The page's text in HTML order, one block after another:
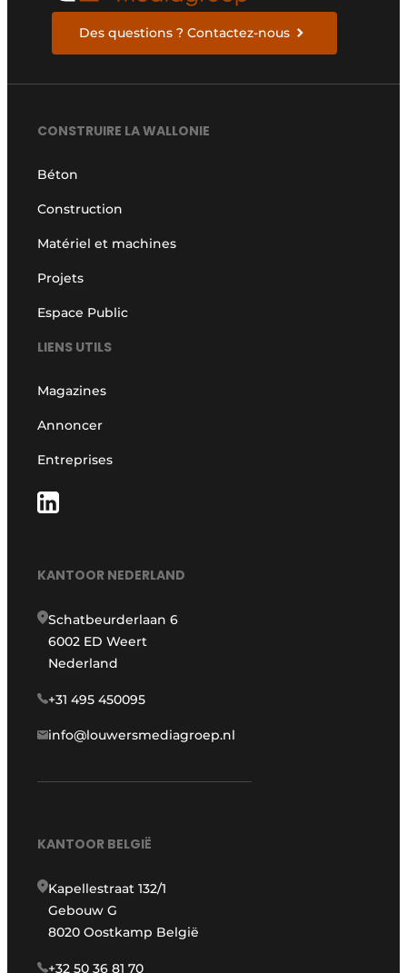
Des questions ? Contactez-nous
CONSTRUIRE LA WALLONIE
Béton
Construction
Matériel et machines
Projets
Espace Public
LIENS UTILS
Magazines
Annoncer
Entreprises
KANTOOR NEDERLAND
Schatbeurderlaan 6
6002 ED Weert
Nederland
+31 495 450095
info@louwersmediagroep.nl
KANTOOR BELGIË
Kapellestraat 132/1
Gebouw G
8020 Oostkamp België
+32 50 36 81 70